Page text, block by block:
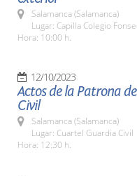
Salamanca (Salamanca)
Lugar: Capilla Colegio
Hora: 10:00 h.
12/10/2023
Actos de la Patrona
Civil
Salamanca (Salamanca)
Lugar: Cuartel Guardia Civil
Hora: 12:30 h.